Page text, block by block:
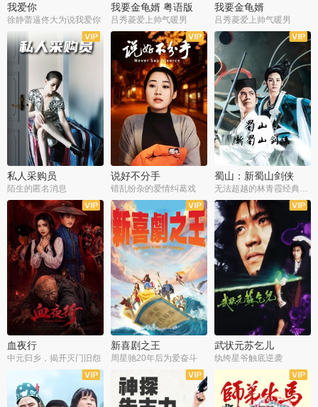
我爱你
徐静蕾逼佟大为说我爱你
我要金龟婿 粤语版
吕秀菱爱上帅气暖男
我要金龟婿
吕秀菱爱上帅气暖男
私人采购员
陌生的匿名消息
说好不分手
错乱纷杂的爱情纠葛戏
蜀山：新蜀山剑侠
无法超越的林青霞经典角色
血夜行
中元归乡，揭开灭门旧怨
新喜剧之王
周星驰20年后为爱奋斗
武状元苏乞儿
纨绔星爷触底逆袭